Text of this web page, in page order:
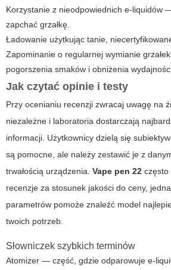
Korzystanie z nieodpowiednich e-liquidów
zapchać grzałkę.
Ładowanie użytkując tanie,
Zapominanie o regularnej wymianie
pogorszenia smaków i obniżenia
Jak czytać opinie i testy
Przy ocenianiu recenzji zwracaj uwagę na
niezależne i laboratoria dostarczają
informacji. Użytkownicy dzielą się
są pomocne, ale należy zestawić je z
trwałością urządzenia. Vape pen 22 często
recenzje za stosunek jakości do ceny,
parametrów pomoże znaleźć model
twoich potrzeb.
Słowniczek szybkich terminów
Atomizer — część, gdzie odparowuje e-